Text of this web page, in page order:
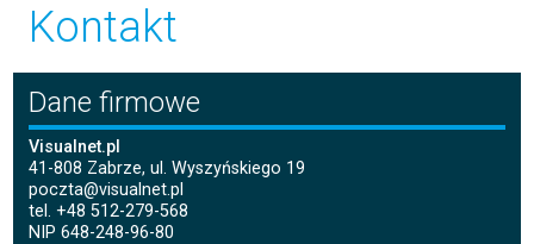
Kontakt
Dane firmowe
Visualnet.pl
41-808 Zabrze, ul. Wyszyńskiego 19
poczta@visualnet.pl
tel. +48 512-279-568
NIP 648-248-96-80